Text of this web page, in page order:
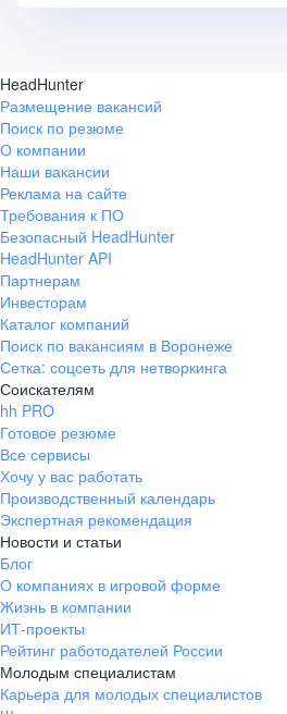
HeadHunter
Размещение вакансий
Поиск по резюме
О компании
Наши вакансии
Реклама на сайте
Требования к ПО
Безопасный HeadHunter
HeadHunter API
Партнерам
Инвесторам
Каталог компаний
Поиск по вакансиям в Воронеже
Сетка: соцсеть для нетворкинга
Соискателям
hh PRO
Готовое резюме
Все сервисы
Хочу у вас работать
Производственный календарь
Экспертная рекомендация
Новости и статьи
Блог
О компаниях в игровой форме
Жизнь в компании
ИТ-проекты
Рейтинг работодателей России
Молодым специалистам
Карьера для молодых специалистов